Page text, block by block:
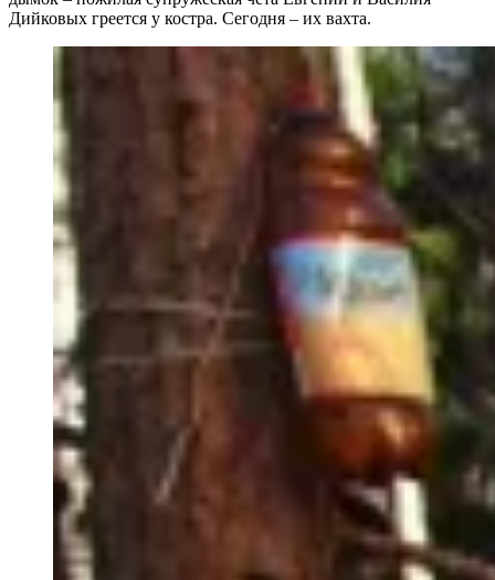
Дийковых греется у костра. Сегодня – их вахта.